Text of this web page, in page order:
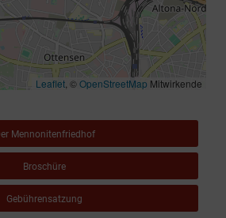
Leaflet, ©OpenStreetMap Mitwirkende
Mennonitenfriedhof
Broschüre
Gebührensatzung